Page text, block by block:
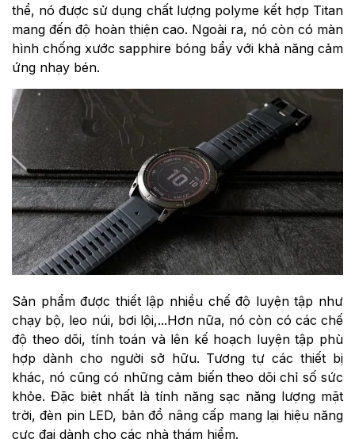
thể, nó được sử dụng chất lượng polyme kết hợp Titan
mang đến độ hoàn thiện cao. Ngoài ra, nó còn có màn
hình chống xước sapphire bóng bẩy với khả năng cảm
ứng nhạy bén.
Sản phẩm được thiết lập nhiều chế độ luyện tập như
chạy bộ, leo núi, bơi lội,...Hơn nữa, nó còn có các chế
độ theo dõi, tính toán và lên kế hoạch luyện tập phù
hợp dành cho người sở hữu. Tương tự các thiết bị
khác, nó cũng có những cảm biến theo dõi chỉ số sức
khỏe. Đặc biệt nhất là tính năng sạc năng lượng mặt
trời, đèn pin LED, bản đồ nâng cấp mang lại hiệu năng
cực đại dành cho các nhà thám hiểm.